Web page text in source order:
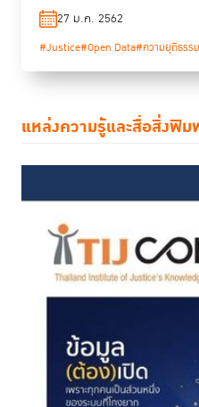
27 ม.ค. 2562
#Justice#Open Data#ความยุติธรรม
แหล่งความรู้และสื่อสิ่งพิ